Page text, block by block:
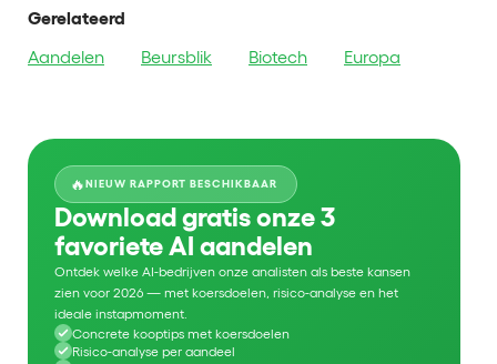
Gerelateerd
Aandelen
Beursblik Biotech Europa
🔥NIEUW RAPPORT BESCHIKBAAR
Download gratis onze 3
favoriete AI aandelen
Ontdek welke AI-bedrijven onze analisten als beste kansen
zien voor 2026 — met koersdoelen, risico-analyse en het
ideale instapmoment.
Concrete kooptips met koersdoelen
Risico-analyse per aandeel